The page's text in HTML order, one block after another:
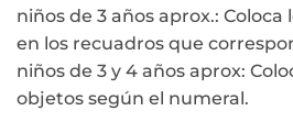
niños de 3 años aprox.:
en los recuadros que
niños de 3 y 4 años aprox:
objetos según el numeral.